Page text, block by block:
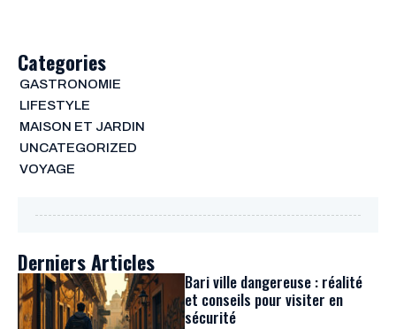
Categories
GASTRONOMIE
LIFESTYLE
MAISON ET JARDIN
UNCATEGORIZED
VOYAGE
Derniers Articles
Bari ville dangereuse : réalité
et conseils pour visiter en
sécurité